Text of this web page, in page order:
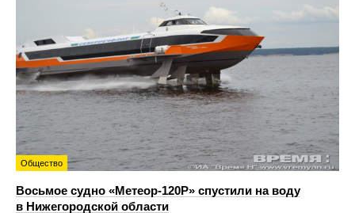
Общество
Восьмое судно «Метеор-120Р» спустили на воду
в Нижегородской области